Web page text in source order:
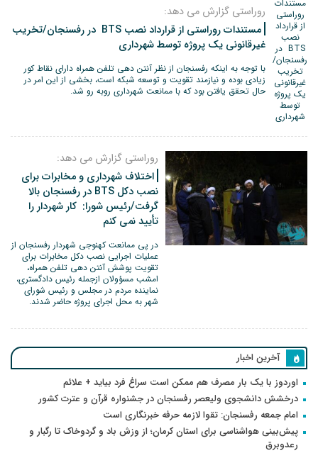
روراستی گزارش می دهد:
مستندات روراستی از قرارداد نصب BTS در رفسنجان/تخریب
غیرقانونی یک پروژه توسط شهرداری
با توجه به اینکه رفسنجان از نظر آنتن دهی تلفن همراه دارای نقاط کور
زیادی بوده و نیازمند تقویت و توسعه شبکه است، بخشی از این امر در
حال تحقق یافتن بود که با ممانعت شهرداری روبه رو شد.
روراستی گزارش می دهد:
اختلاف شهرداری و مخابرات برای
نصب دکل BTS در رفسنجان بالا
گرفت/رئیس شورا: کار شهردار را
تأیید نمی کنم
در پی ممانعت کهنوجی شهردار رفسنجان از
عملیات اجرایی نصب دکل مخابرات برای
تقویت پوشش آنتن دهی تلفن همراه،
امشب مسؤولان ازجمله رئیس دادگستری،
نماینده مردم در مجلس و رئیس شورای
شهر به محل اجرای پروژه حاضر شدند.
آخرین اخبار
اوردوز با یک بار مصرف هم ممکن است سراغ فرد بیاید + علائم
درخشش دانشجوی ولیعصر رفسنجان در جشنواره قرآن و عترت کشور
امام جمعه رفسنجان: تقوا لازمه حرفه خبرنگاری است
پیش‌بینی هواشناسی برای استان کرمان؛ از وزش باد و گردوخاک تا رگبار و
رعدوبرق